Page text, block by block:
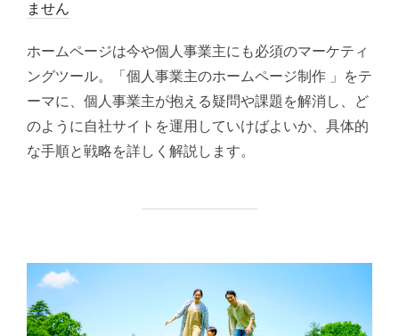
ません
ホームページは今や個人事業主にも必須のマーケティ
ングツール。「個人事業主のホームページ制作 」をテ
ーマに、個人事業主が抱える疑問や課題を解消し、ど
のように自社サイトを運用していけばよいか、具体的
な手順と戦略を詳しく解説します。